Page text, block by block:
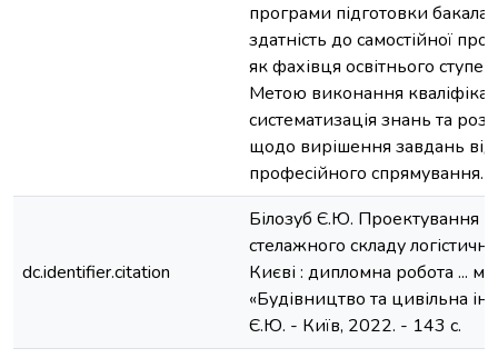
програми підготовки
здатність до самостійної
як фахівця освітнього
Метою виконання
систематизація знань та
щодо вирішення завдань
професійного спрямування.
dc.identifier.citation
Білозуб Є.Ю. Проектування
стелажного складу
Києві : дипломна робота ...
«Будівництво та цивільна
Є.Ю. - Київ, 2022. - 143 с.